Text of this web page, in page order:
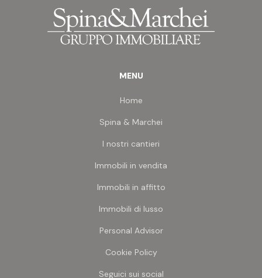
intended use of this portion of the house.
The property is surrounded by 2,800 sq.mts. of
fenced off grounds, which includes a variety of
plants, fruit trees, ornamental plants and a small
Easy access from the paved road, through an
MENU
Home
Spina & Marchei
I nostri cantieri
Immobili in vendita
Immobili in affitto
Immobili di lusso
Personal Advisor
Cookie Policy
Seguici sui social